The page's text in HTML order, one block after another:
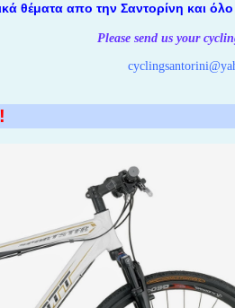
απο την Σαντορίνη και όλο τον
Please send us your